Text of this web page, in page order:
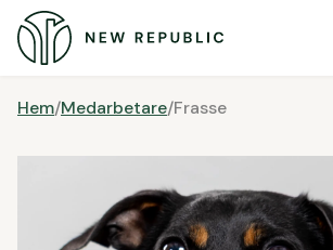
Hem/Medarbetare/Frasse